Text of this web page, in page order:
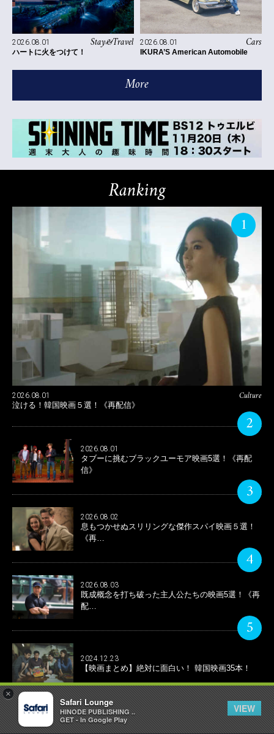
×
Safari Lounge
HINODE PUBLISHING ..
GET - In Google Play
VIEW
Stay&Travel
2026.08.01
ハートに火をつけて！
Cars
2026.08.01
IKURA’S American Automobile
More
Ranking
1
Culture
2026.08.01
泣ける！韓国映画５選！《再配信》
2
2026.08.01
タブーに挑むブラックユーモア映画5選！《再配
信》
3
2026.08.02
息もつかせぬスリリングな傑作スパイ映画５選！
《再…
4
2026.08.03
既成概念を打ち破った主人公たちの映画5選！《再
配…
5
2024.12.23
【映画まとめ】絶対に面白い！ 韓国映画35本！